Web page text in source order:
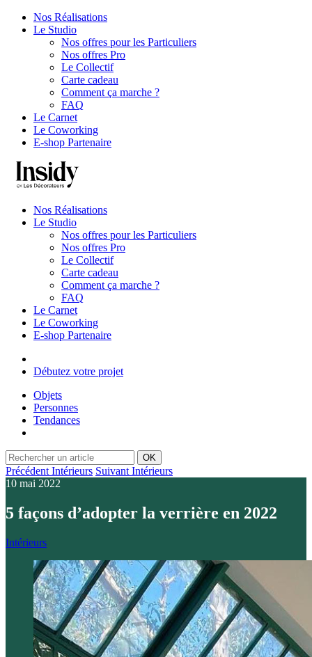
Nos Réalisations
Le Studio
Nos offres pour les Particuliers
Nos offres Pro
Le Collectif
Carte cadeau
Comment ça marche ?
FAQ
Le Carnet
Le Coworking
E-shop Partenaire
Nos Réalisations
Le Studio
Nos offres pour les Particuliers
Nos offres Pro
Le Collectif
Carte cadeau
Comment ça marche ?
FAQ
Le Carnet
Le Coworking
E-shop Partenaire
Débutez votre projet
Objets
Personnes
Tendances
OK
Précédent Intérieurs Suivant Intérieurs
10 mai 2022
5 façons d’adopter la verrière en 2022
Intérieurs